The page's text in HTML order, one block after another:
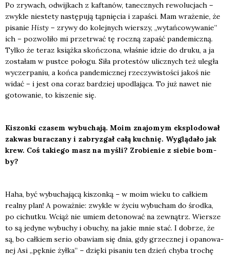
Po zry­wach, odwij­kach z kafta­nów, tanecz­nych rewo­lu­cjach –
zwy­kle nie­ste­ty nastę­pu­ją tąp­nię­cia i zapa­ści. Mam wra­że­nie, że
pisa­nie Histy – zry­wy do kolej­nych wier­szy, „wytań­co­wy­wa­nie”
ich – pozwo­li­ło mi prze­trwać tę rocz­ną zapaść pan­de­micz­ną.
Tyl­ko że teraz książ­ka skoń­czo­na, wła­śnie idzie do dru­ku, a ja
zosta­łam w pust­ce poło­gu. Siła pro­te­stów ulicz­nych też ule­gła
wyczer­pa­niu, a koń­ca pan­de­micz­nej rze­czy­wi­sto­ści jakoś nie
widać – i jest ona coraz bar­dziej upodla­ją­ca. To już nawet nie
goto­wa­nie, to kisze­nie się.
Kiszon­ki cza­sem wybu­cha­ją. Moim zna­jo­mym eks­plo­do­wał
zakwas bura­cza­ny i zabry­zgał całą kuch­nię. Wyglą­da­ło jak
krew. Coś takie­go masz na myśli? Zro­bie­nie z sie­bie bom­
by?
Haha, być wybu­cha­ją­cą kiszon­ką – w moim wie­ku to cał­kiem
real­ny plan! A poważ­nie: zwy­kle w życiu wybu­cham do środ­ka,
po cichut­ku. Wciąż nie umiem deto­no­wać na zewnątrz. Wier­sze
to są jedy­ne wybu­chy i obu­chy, na jakie mnie stać. I dobrze, że
są, bo cał­kiem serio oba­wiam się dnia, gdy grzecz­nej i opa­no­wa­
nej Asi „pęk­nie żył­ka” – dzię­ki pisa­niu ten dzień chy­ba tro­chę